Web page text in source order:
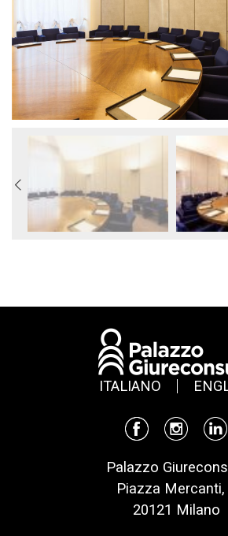
ITALIANO
Palazzo
Piazza Mercanti,
20121 Milano